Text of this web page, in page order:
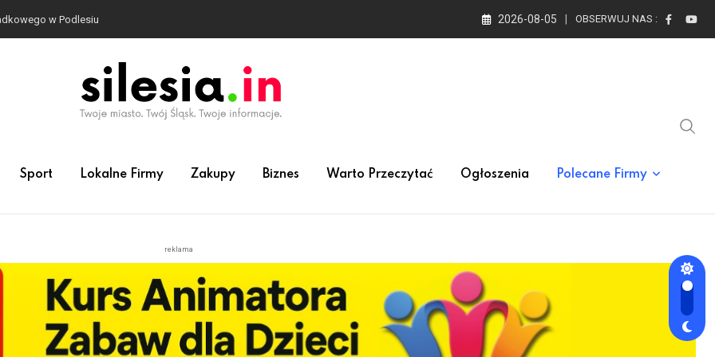
w Podlesiu 2026-08-05 OBSERWUJ NAS :
Sport Lokalne Firmy Zakupy Biznes Warto Przeczytać Ogłoszenia Polecane Firmy
reklama